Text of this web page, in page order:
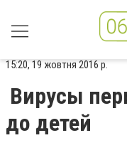
15:20, 19 жовтня 2016 р.
Вирусы
до детей